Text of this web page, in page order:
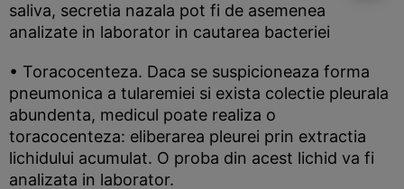
saliva, secretia nazala pot fi de asemenea
analizate in laborator in cautarea bacteriei
• Toracocenteza. Daca se suspicioneaza forma
pneumonica a tularemiei si exista colectie pleurala
abundenta, medicul poate realiza o
toracocenteza: eliberarea pleurei prin extractia
lichidului acumulat. O proba din acest lichid va fi
analizata in laborator.